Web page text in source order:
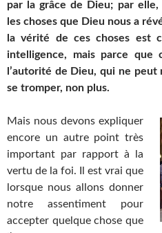
par la grâce de Dieu; par
les choses que Dieu nous a
la vérité de ces choses est
intelligence, mais parce
l’autorité de Dieu, qui ne
se tromper, non plus.
Mais nous devons expliquer
encore un autre point très
important par rapport à la
vertu de la foi. Il est vrai que
lorsque nous allons donner
notre assentiment pour
accepter quelque chose que